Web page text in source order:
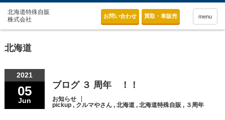
お問い合わせ 買取・車販売 menu
北海道
2021
05
Jun
ブログ ３ 周年 ！！
お知らせ
pickup, クルマやさん, 北海道, 北海道特殊自販 , ３周年